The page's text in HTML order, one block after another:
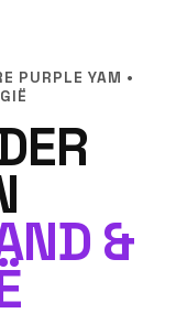
PURPLE YAM •
&